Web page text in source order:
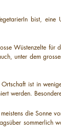
bist, eine
Wüstenzelte für
unter dem
ist in
werden.
die Sonne
sommerlich